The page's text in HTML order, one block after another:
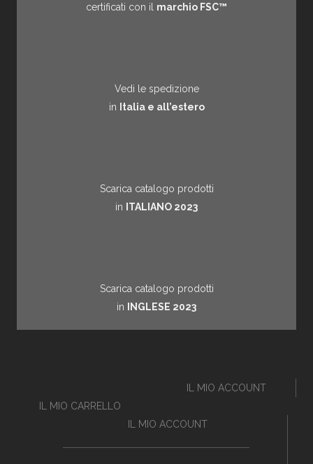
certificati con il marchio FSC™
Vedi le spedizione
in
Italia e all’estero
Scarica catalogo prodotti
in
ITALIANO 2023
Scarica catalogo prodotti
in
INGLESE 2023
IL MIO ACCOUNT
IL MIO CARRELLO
IL MIO ACCOUNT